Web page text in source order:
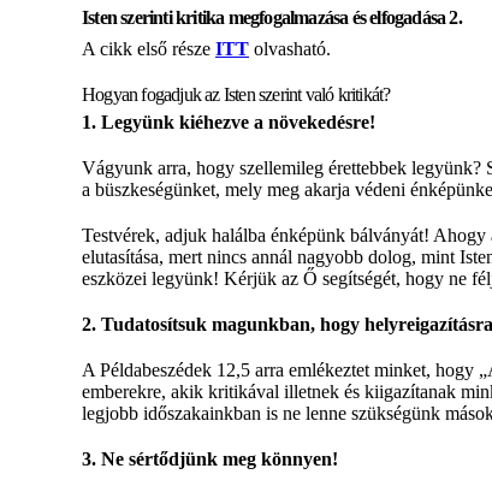
Isten szerinti kritika megfogalmazása és elfogadása 2.
A cikk első része ITT olvasható.
Hogyan fogadjuk az Isten szerint való kritikát?
1. Legyünk kiéhezve a növekedésre!
Vágyunk arra, hogy szellemileg érettebbek legyünk?
a büszkeségünket, mely meg akarja védeni
Testvérek, adjuk halálba énképünk bálványát! Ahogy
elutasítása, mert nincs annál nagyobb dolog, mint
eszközei legyünk! Kérjük az Ő segítségét, hogy ne
2. Tudatosítsuk magunkban, hogy
A Példabeszédek 12,5 arra emlékeztet minket, hogy
emberekre, akik kritikával illetnek és kiigazítanak
legjobb időszakainkban is ne lenne szükségünk
3. Ne sértődjünk meg könnyen!